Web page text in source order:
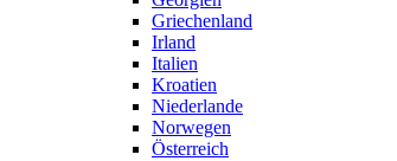
Griechenland
Irland
Italien
Kroatien
Niederlande
Norwegen
Österreich